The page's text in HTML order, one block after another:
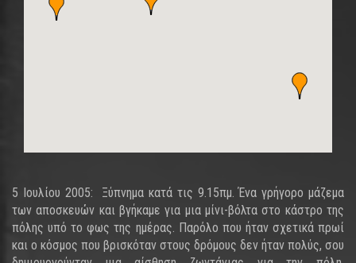
5 Ιουλίου 2005: Ξύπνημα κατά τις 9.15πμ. Ένα γρήγορο μάζεμα
των αποσκευών και βγήκαμε για μια μίνι-βόλτα στο κάστρο της
πόλης υπό το φως της ημέρας. Παρόλο που ήταν σχετικά πρωί
και ο κόσμος που βρισκόταν στους δρόμους δεν ήταν πολύς, σου